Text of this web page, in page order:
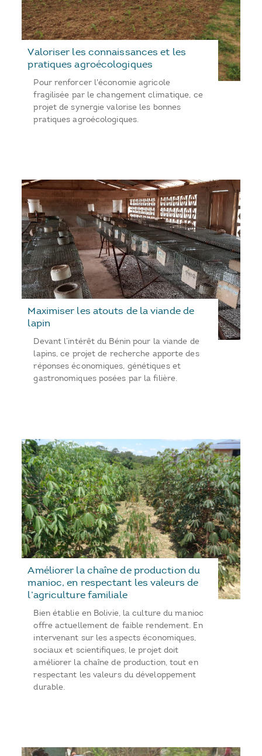
Valoriser les connaissances et les
pratiques agroécologiques
Pour renforcer l'économie agricole
fragilisée par le changement climatique, ce
projet de synergie valorise les bonnes
pratiques agroécologiques.
Maximiser les atouts de la viande de
lapin
Devant l’intérêt du Bénin pour la viande de
lapins, ce projet de recherche apporte des
réponses économiques, génétiques et
gastronomiques posées par la filière.
Améliorer la chaîne de production du
manioc, en respectant les valeurs de
l’agriculture familiale
Bien établie en Bolivie, la culture du manioc
offre actuellement de faible rendement. En
intervenant sur les aspects économiques,
sociaux et scientifiques, le projet doit
améliorer la chaîne de production, tout en
respectant les valeurs du développement
durable.